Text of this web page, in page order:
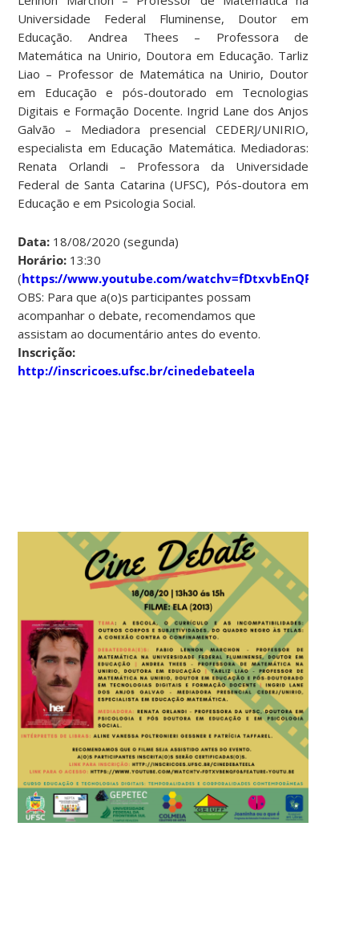
Universidade Federal Fluminense, Doutor em
Educação. Andrea Thees – Professora de
Matemática na Unirio, Doutora em Educação. Tarliz
Liao – Professor de Matemática na Unirio, Doutor
em Educação e pós-doutorado em Tecnologias
Digitais e Formação Docente. Ingrid Lane dos Anjos
Galvão – Mediadora presencial CEDERJ/UNIRIO,
especialista em Educação Matemática. Mediadoras:
Renata Orlandi – Professora da Universidade
Federal de Santa Catarina (UFSC), Pós-doutora em
Educação e em Psicologia Social.
Data: 18/08/2020 (segunda)
Horário: 13:30
(https://www.youtube.com/
OBS: Para que a(o)s participantes possam
acompanhar o debate, recomendamos que
assistam ao documentário antes do evento.
Inscrição:
http://inscricoes.ufsc.br/cinedebateela